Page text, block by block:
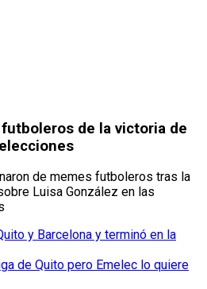
de la victoria de
de memes futboleros tras la
Luisa González en las
y Barcelona y terminó en la
de Quito pero Emelec lo quiere